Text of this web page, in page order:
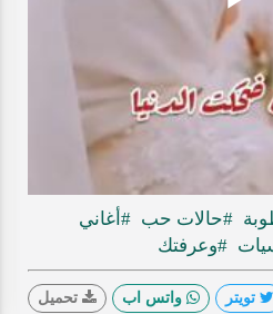
Play
#حالات حب #أغاني
#وعرفتك
تويتر واتس اب تحميل